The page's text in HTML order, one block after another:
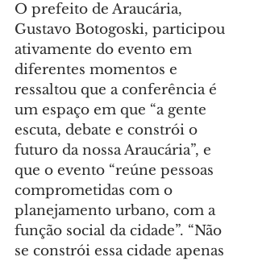
O prefeito de Araucária,
Gustavo Botogoski, participou
ativamente do evento em
diferentes momentos e
ressaltou que a conferência é
um espaço em que “a gente
escuta, debate e constrói o
futuro da nossa Araucária”, e
que o evento “reúne pessoas
comprometidas com o
planejamento urbano, com a
função social da cidade”. “Não
se constrói essa cidade apenas